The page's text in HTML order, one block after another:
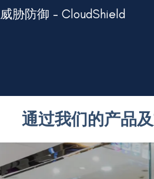
威胁防御 - CloudShield
通过我们的产品